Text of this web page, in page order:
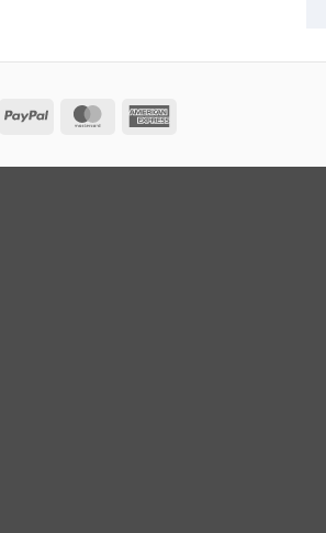
PayPal MasterCardAmerican